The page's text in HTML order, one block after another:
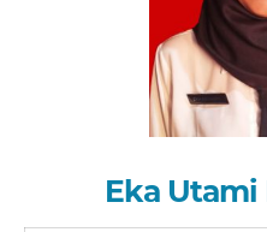
Eka Utami